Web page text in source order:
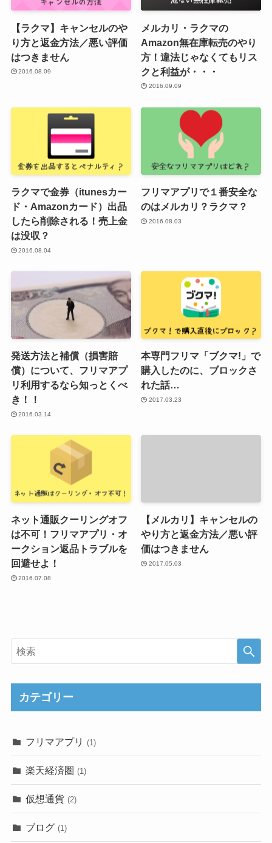
【ラクマ】キャンセルのや
り方と返金方法／悪い評価
はつきません
2016.08.09
メルカリ・ラクマの
Amazon無在庫転売のやり
方！違法じゃなくてもリス
クと利益が・・・
2016.09.09
ラクマで金券（itunesカー
ド・Amazonカード）出品
したら削除される！売上金
は没収？
2016.08.04
フリマアプリで１番安全な
のはメルカリ？ラクマ？
2016.08.03
発送方法と補償（損害賠
償）について、フリマアプ
リ利用するなら知っとくべ
き！！
2016.03.14
本専門フリマ「ブクマ!」で
購入したのに、ブロックさ
れた話…
2017.03.23
ネット通販クーリングオフ
は不可！フリマアプリ・オ
ークション返品トラブルを
回避せよ！
2016.07.08
【メルカリ】キャンセルの
やり方と返金方法／悪い評
価はつきません
2017.05.03
カテゴリー
フリマアプリ (1)
楽天経済圏 (1)
仮想通貨 (2)
ブログ (1)